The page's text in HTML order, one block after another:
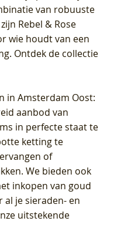
van robuuste
Rebel & Rose
wie houdt van een
Ontdek de collectie
in Amsterdam Oost:
aanbod van
in perfecte staat te
ketting te
of
We bieden ook
inkopen van goud
al je sieraden- en
uitstekende